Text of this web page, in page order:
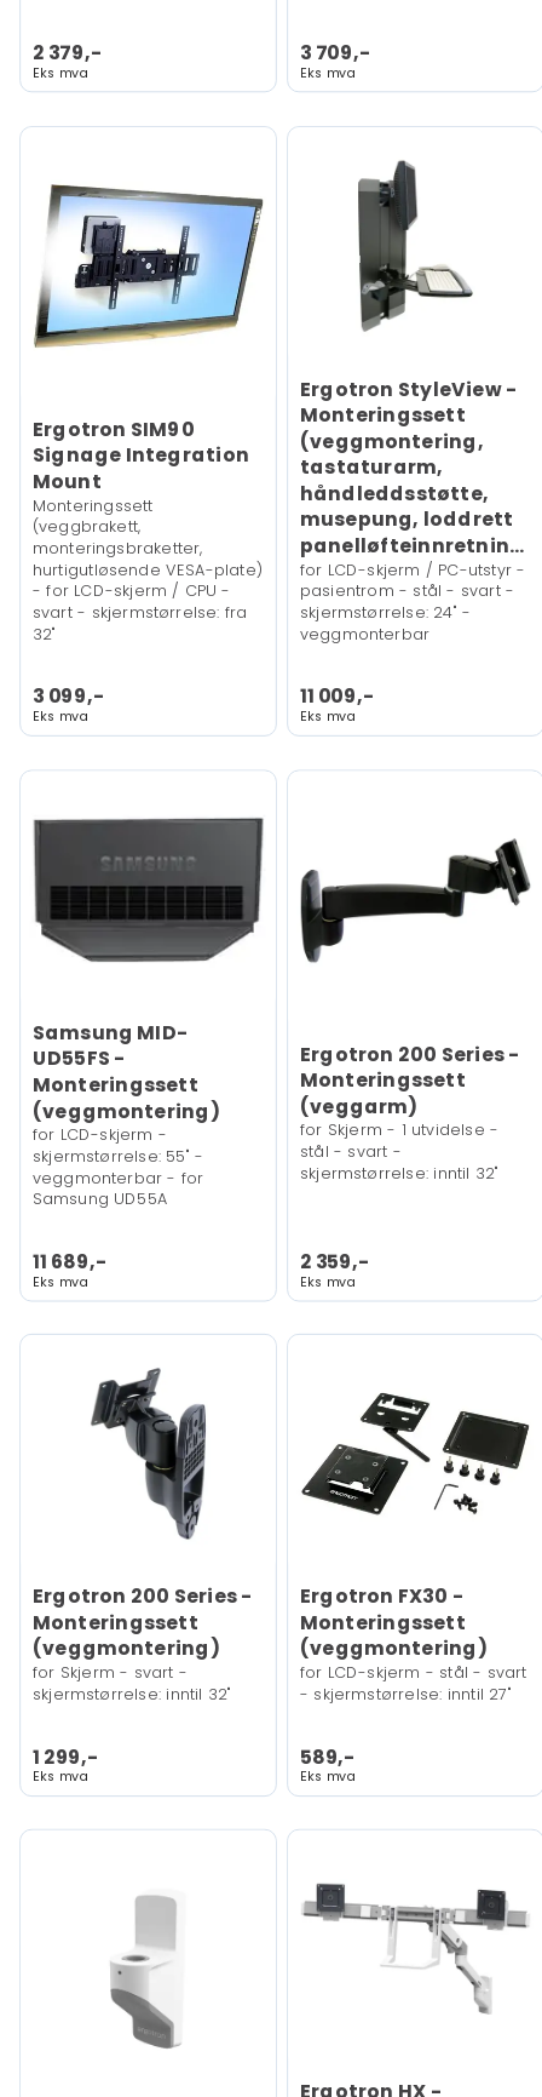
2 379,-
Eks mva
3 709,-
Eks mva
Ergotron SIM90
Signage Integration
Mount
Monteringssett
(veggbrakett,
monteringsbraketter,
hurtigutløsende VESA-plate)
- for LCD-skjerm / CPU -
svart - skjermstørrelse: fra
32"
3 099,-
Eks mva
Ergotron StyleView -
Monteringssett
(veggmontering,
tastaturarm,
håndleddsstøtte,
musepung, loddrett
panelløfteinnretning)
for LCD-skjerm / PC-utstyr -
pasientrom - stål - svart -
skjermstørrelse: 24" -
veggmonterbar
11 009,-
Eks mva
Samsung MID-
UD55FS -
Monteringssett
(veggmontering)
for LCD-skjerm -
skjermstørrelse: 55" -
veggmonterbar - for
Samsung UD55A
11 689,-
Eks mva
Ergotron 200 Series -
Monteringssett
(veggarm)
for Skjerm - 1 utvidelse -
stål - svart -
skjermstørrelse: inntil 32"
2 359,-
Eks mva
Ergotron 200 Series -
Monteringssett
(veggmontering)
for Skjerm - svart -
skjermstørrelse: inntil 32"
1 299,-
Eks mva
Ergotron FX30 -
Monteringssett
(veggmontering)
for LCD-skjerm - stål - svart
- skjermstørrelse: inntil 27"
589,-
Eks mva